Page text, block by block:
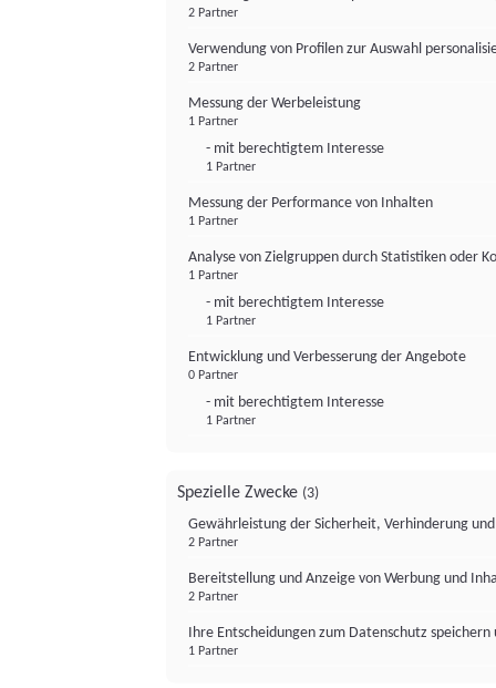
2 Partner
Verwendung von Profilen zur Auswahl
2 Partner
Messung der Werbeleistung
1 Partner
- mit berechtigtem Interesse
1 Partner
Messung der Performance von Inhalten
1 Partner
Analyse von Zielgruppen durch Statistiken oder
1 Partner
- mit berechtigtem Interesse
1 Partner
Entwicklung und Verbesserung der Angebote
0 Partner
- mit berechtigtem Interesse
1 Partner
Spezielle Zwecke (3)
Gewährleistung der Sicherheit, Verhinderung
2 Partner
Bereitstellung und Anzeige von Werbung und
2 Partner
Ihre Entscheidungen zum Datenschutz
1 Partner